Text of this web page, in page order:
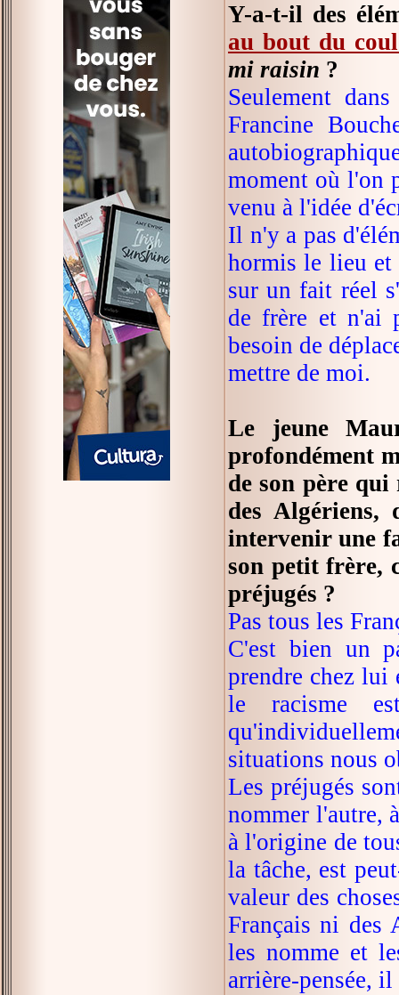
Y-a-t-il des
au bout du
mi raisin ?
Seulement
Francine
moment où l'on
venu à l'idée
Il n'y a pas
hormis le lieu
sur un fait réel
de frère et n'ai
besoin de
mettre de moi.
Le jeune
profondément
de son père qui
des Algériens,
intervenir une
son petit frère,
préjugés ?
Pas tous les
C'est bien un
prendre chez lui
le racisme
situations nous
Les préjugés
nommer l'autre,
à l'origine de
la tâche, est
valeur des
Français ni des
les nomme et
arrière-pensée,